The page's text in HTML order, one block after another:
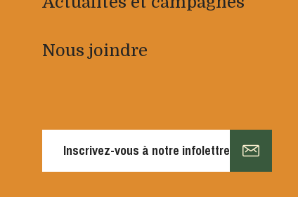
Nous joindre
Inscrivez-vous à notre infolettre